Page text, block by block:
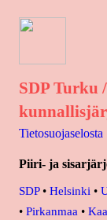
SDP Turku
Tietosuojaselosta
Piiri- ja
SDP• Helsinki •
• Pirkanmaa •